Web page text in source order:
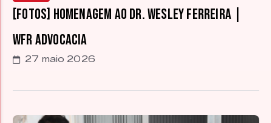
[FOTOS] Homenagem ao Dr. Wesley Ferreira |
WFR Advocacia
27 maio 2026